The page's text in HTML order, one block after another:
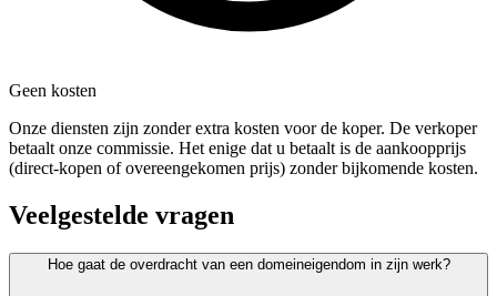
Geen kosten
Onze diensten zijn zonder extra kosten voor de koper. De verkoper
betaalt onze commissie. Het enige dat u betaalt is de aankoopprijs
(direct-kopen of overeengekomen prijs) zonder bijkomende kosten.
Veelgestelde vragen
Hoe gaat de overdracht van een domeineigendom in zijn werk?